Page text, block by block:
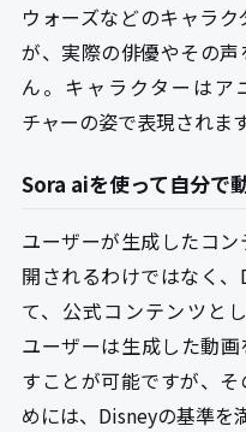
ウォーズなどのキャラ
が、実際の俳優やその
ん。キャラクターは
チャーの姿で表現されます
Sora aiを使って自分で
ユーザーが生成したコ
開されるわけではなく
て、公式コンテンツと
ユーザーは生成した動
すことが可能ですが、
めには、Disneyの基準を